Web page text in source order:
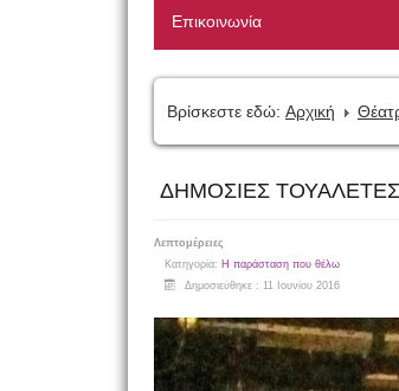
Επικοινωνία
Βρίσκεστε εδώ: Αρχική
ΔΗΜΟΣΙΕΣ ΤΟΥΑΛΕΤΕΣ
Λεπτομέρειες
Κατηγορία: Η παράσταση που θέλω
Δημοσιεύθηκε : 11 Ιουνίου 2016